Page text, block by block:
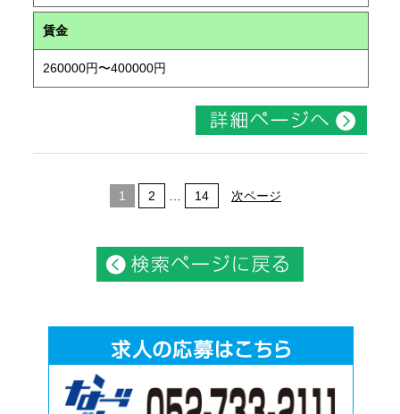
賃金
260000円〜400000円
1 2 14 次ページ